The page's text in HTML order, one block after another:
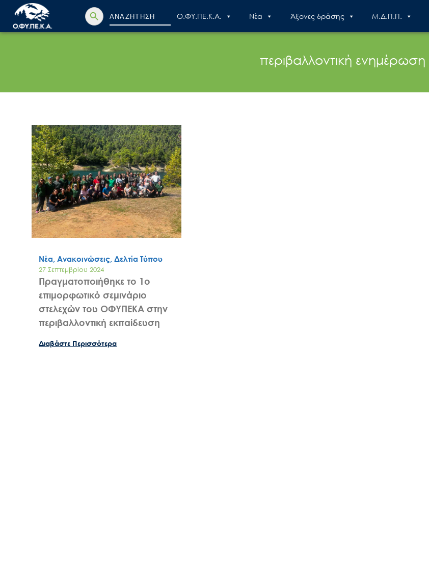
Search
for:
Search Button
Ο.ΦΥ.ΠΕ.Κ.Α. Nέα Άξονες δράσης Μ.Δ.Π.Π.
περιβαλλοντική ενημέρωση
Νέα, Ανακοινώσεις, Δελτία Τύπου
27 Σεπτεμβρίου 2024
Πραγματοποιήθηκε το 1ο
επιμορφωτικό σεμινάριο
στελεχών του ΟΦΥΠΕΚΑ στην
περιβαλλοντική εκπαίδευση
Διαβάστε Περισσότερα